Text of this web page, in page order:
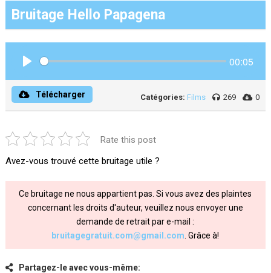
Bruitage Hello Papagena
00:05
Télécharger Catégories: Films 269 0
Rate this post
Avez-vous trouvé cette bruitage utile ?
Ce bruitage ne nous appartient pas. Si vous avez des plaintes
concernant les droits d'auteur, veuillez nous envoyer une
demande de retrait par e-mail :
bruitagegratuit.com@gmail.com . Grâce à!
Partagez-le avec vous-même: